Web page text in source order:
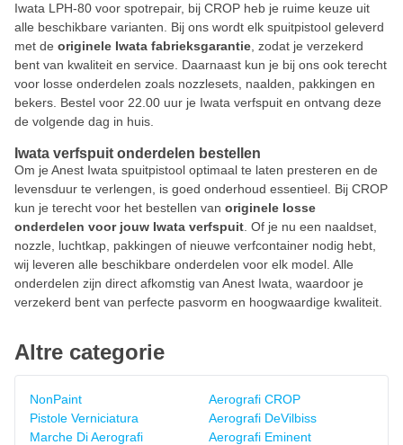
Iwata LPH-80 voor spotrepair, bij CROP heb je ruime keuze uit
alle beschikbare varianten. Bij ons wordt elk spuitpistool geleverd
met de originele Iwata fabrieksgarantie , zodat je verzekerd
bent van kwaliteit en service. Daarnaast kun je bij ons ook terecht
voor losse onderdelen zoals nozzlesets, naalden, pakkingen en
bekers. Bestel voor 22.00 uur je Iwata verfspuit en ontvang deze
de volgende dag in huis.
Iwata verfspuit onderdelen bestellen
Om je Anest Iwata spuitpistool optimaal te laten presteren en de
levensduur te verlengen, is goed onderhoud essentieel. Bij CROP
kun je terecht voor het bestellen van originele losse
onderdelen voor jouw Iwata verfspuit . Of je nu een naaldset,
nozzle, luchtkap, pakkingen of nieuwe verfcontainer nodig hebt,
wij leveren alle beschikbare onderdelen voor elk model. Alle
onderdelen zijn direct afkomstig van Anest Iwata, waardoor je
verzekerd bent van perfecte pasvorm en hoogwaardige kwaliteit.
Altre categorie
NonPaint
Pistole Verniciatura
Marche Di Aerografi
Aerografi CROP
Aerografi DeVilbiss
Aerografi Eminent